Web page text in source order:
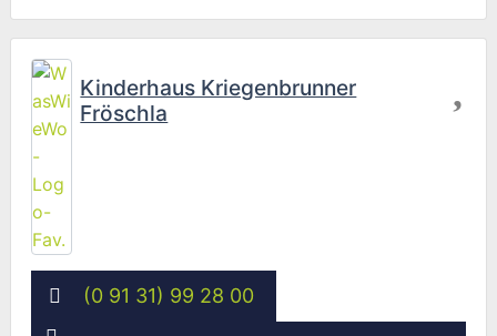
Kinderhaus Kriegenbrunner
Fröschla
(0 91 31) 99 28 00